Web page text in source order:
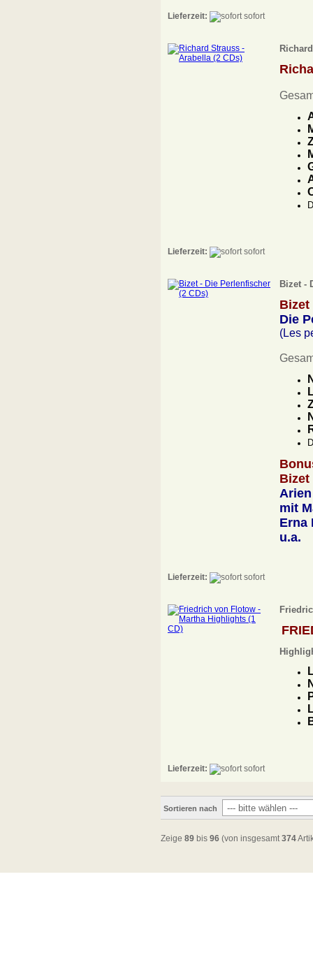
Lieferzeit: sofort
Lieferzeit: sofort
Bizet -
Bizet
Die
(Les
Bizet
mit
Erna
u.a.
Lieferzeit: sofort
Lieferzeit: sofort
Sortieren nach
Zeige 89 bis 96 (von insgesamt374